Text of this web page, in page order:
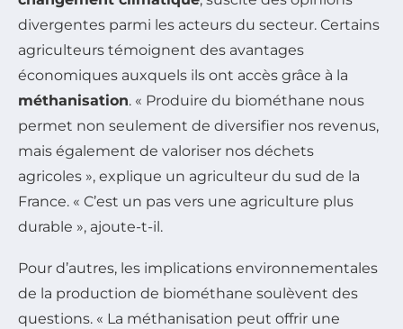
divergentes parmi les acteurs du secteur. Certains
agriculteurs témoignent des avantages
économiques auxquels ils ont accès grâce à la
méthanisation. « Produire du biométhane nous
permet non seulement de diversifier nos revenus,
mais également de valoriser nos déchets
agricoles », explique un agriculteur du sud de la
France. « C’est un pas vers une agriculture plus
durable », ajoute-t-il.
Pour d’autres, les implications environnementales
de la production de biométhane soulèvent des
questions. « La méthanisation peut offrir une